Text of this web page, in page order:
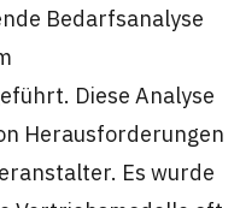
Bedarfsanalyse
Diese Analyse
Herausforderungen
Es wurde